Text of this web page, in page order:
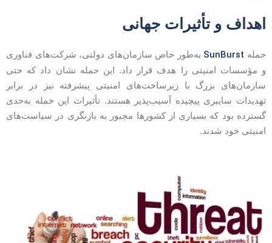
و تأثیرات جهانی
SunBurstبه‌طور خاص سازمان‌های دولتی، شرکت‌های فناوری
مؤسسات امنیتی را هدف قرار داد. این حمله نشان داد که حتی
بزرگ با زیرساخت‌های امنیتی پیشرفته نیز در برابر
سایبری پیچیده آسیب‌پذیر هستند. تأثیرات این حمله به‌حدی
بود که بسیاری از کشورها مجبور به بازنگری در سیاست‌های
خود شدند.